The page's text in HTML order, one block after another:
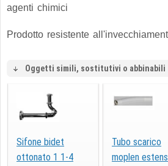
agenti chimici
Prodotto resistente
Oggetti simili, sostitutivi o abbinabili
Sifone bidet
ottonato 1 1-4
Tubo scarico
moplen